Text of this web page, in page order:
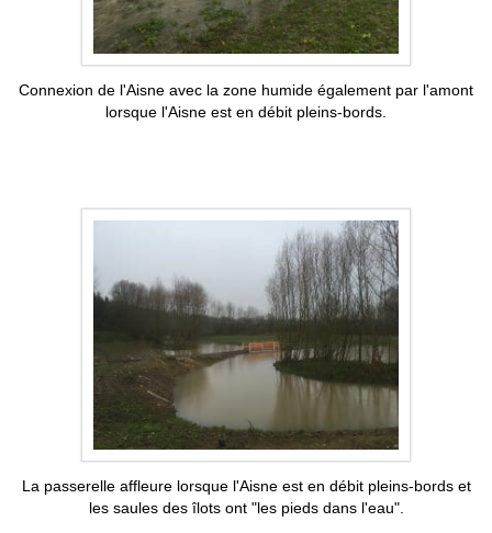
Connexion de l'Aisne avec la zone humide également par l'amont
lorsque l'Aisne est en débit pleins-bords.
La passerelle affleure lorsque l'Aisne est en débit pleins-bords et
les saules des îlots ont "les pieds dans l'eau".